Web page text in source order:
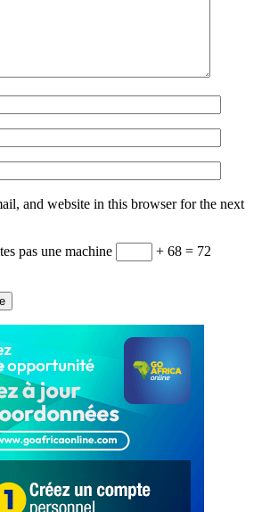
and website in this browser for the next
pas une machine + 68 = 72